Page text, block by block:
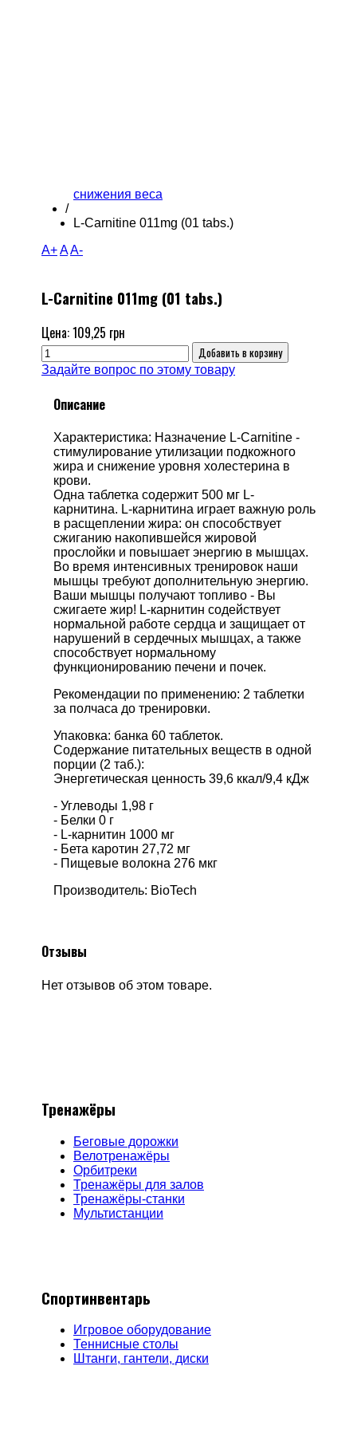
снижения веса
/
L-Carnitine 011mg (01 tabs.)
A+AA-
L-Carnitine 011mg (01 tabs.)
Цена:109,25 грн
Задайте вопрос по этому товару
Описание
Характеристика: Назначение L-Carnitine -
стимулирование утилизации подкожного
жира и снижение уровня холестерина в
крови.
Одна таблетка содержит 500 мг L-
карнитина. L-карнитина играет важную роль
в расщеплении жира: он способствует
сжиганию накопившейся жировой
прослойки и повышает энергию в мышцах.
Во время интенсивных тренировок наши
мышцы требуют дополнительную энергию.
Ваши мышцы получают топливо - Вы
сжигаете жир! L-карнитин содействует
нормальной работе сердца и защищает от
нарушений в сердечных мышцах, а также
способствует нормальному
функционированию печени и почек.
Рекомендации по применению: 2 таблетки
за полчаса до тренировки.
Упаковка: банка 60 таблеток.
Содержание питательных веществ в одной
порции (2 таб.):
Энергетическая ценность 39,6 ккал/9,4 кДж
- Углеводы 1,98 г
- Белки 0 г
- L-карнитин 1000 мг
- Бета каротин 27,72 мг
- Пищевые волокна 276 мкг
Производитель: BioTech
Отзывы
Нет отзывов об этом товаре.
Тренажёры
Беговые дорожки
Велотренажёры
Орбитреки
Тренажёры для залов
Тренажёры-станки
Мультистанции
Спортинвентарь
Игровое оборудование
Теннисные столы
Штанги, гантели, диски